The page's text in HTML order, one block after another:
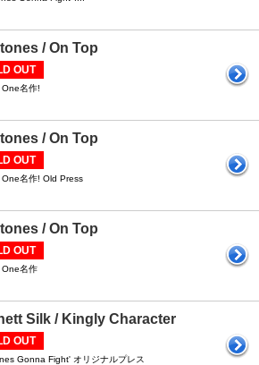
/ On Top
OUT
名作!
/ On Top
OUT
名作! Old Press
/ On Top
OUT
名作
Silk / Kingly Character
OUT
Gonna Fight' オリジナルプレス